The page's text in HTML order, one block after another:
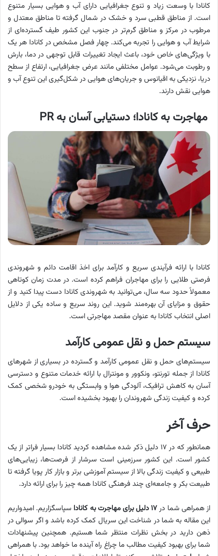
کانادا با وسعت زیاد و تنوع جغرافیایی دارای آب و هوایی بسیار متنوع
است. از مناطق قطبی سرد و خشک در شمال گرفته تا مناطق معتدل و
مرطوب در مرکز و مناطق گرم‌تر در جنوب این کشور طیف گسترده‌ای از
شرایط آب و هوایی را تجربه می‌کند. چهار فصل مشخص در کانادا هر یک
با ویژگی‌های خاص خود، باعث ایجاد تغییرات قابل توجهی در دما، بارش
و رطوبت می‌شود. عوامل مختلفی مانند عرض جغرافیایی، ارتفاع از سطح
دریا، نزدیکی به اقیانوس و جریان‌های هوایی در شکل‌گیری این تنوع آب و
هوایی نقش دارند.
مهاجرت به کانادا؛ دستیابی آسان به PR
کانادا با ارائه فرآیندی سریع و کارآمد برای اخذ اقامت دائم و شهروندی
فرصتی طلایی را برای مهاجران فراهم کرده است. در مدت زمان کوتاهی
معمولاً حدود سه سال، می‌توانید به شهروندی کانادا دست پیدا کنید و از
حقوق و مزایای آن بهره‌مند شوید. این روند سریع و ساده یکی از دلایل
اصلی انتخاب کانادا به عنوان مقصد مهاجرتی است.
سیستم حمل و نقل عمومی کارآمد
سیستم‌های حمل و نقل عمومی کارآمد و گسترده در بسیاری از شهرهای
کانادا از جمله تورنتو، ونکوور و مونترال با ارائه خدمات متنوع و دسترسی
آسان به کاهش ترافیک، آلودگی هوا و وابستگی به خودرو شخصی کمک
کرده و کیفیت زندگی شهروندان را بهبود بخشیده است.
حرف آخر
همانطور که در ۱۷ دلیل ذکر شده مشاهده کردید کانادا بسیار فراتر از یک
کشور است. این کشور سرزمینی است سرشار از فرصت‌ها، زیبایی‌های
طبیعی و کیفیت زندگی بالا از سیستم آموزشی برتر و بازار کار پویا گرفته تا
طبیعت بکر و جامعه‌ای چند فرهنگی کانادا همه چیز را برای ارائه دارد.
از همراهی شما در۱۷ دلیل برای مهاجرت به کانادا
سپاسگزاریم. امیدواریم
این مقاله به شما در شناخت این سریال کمک کرده باشد و اگر سوالی در
ذهن دارید در بخش نظرات منتظر شما هستیم. همچنین پیشنهادات
شما برای بهبود کیفیت مطالب ما چراغ راه آینده ما خواهد بود. با همراهی